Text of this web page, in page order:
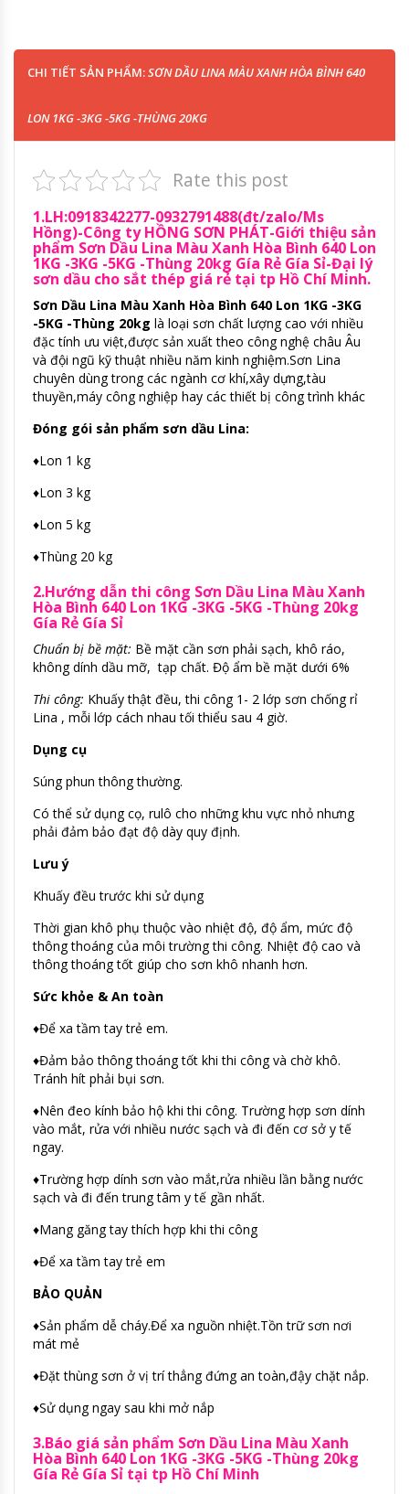
CHI TIẾT SẢN PHẨM:SƠN DẦU LINA MÀU XANH HÒA BÌNH 640
LON 1KG -3KG -5KG -THÙNG 20KG
Rate this post
1.LH:0918342277-0932791488(đt/zalo/Ms
Hồng)-Công ty HỒNG SƠN PHÁT-Giới thiệu sản
phẩm Sơn Dầu Lina Màu Xanh Hòa Bình 640 Lon
1KG -3KG -5KG -Thùng 20kg Gía Rẻ Gía Sỉ-Đại lý
sơn dầu cho sắt thép giá rẻ tại tp Hồ Chí Minh.
Sơn Dầu Lina Màu Xanh Hòa Bình 640 Lon 1KG -3KG
-5KG -Thùng 20kg là loại sơn chất lượng cao với nhiều
đặc tính ưu việt,được sản xuất theo công nghệ châu Âu
và đội ngũ kỹ thuật nhiều năm kinh nghiệm.Sơn Lina
chuyên dùng trong các ngành cơ khí,xây dựng,tàu
thuyền,máy công nghiệp hay các thiết bị công trình khác
Đóng gói sản phẩm sơn dầu Lina:
♦Lon 1 kg
♦Lon 3 kg
♦Lon 5 kg
♦Thùng 20 kg
2.Hướng dẫn thi công Sơn Dầu Lina Màu Xanh
Hòa Bình 640 Lon 1KG -3KG -5KG -Thùng 20kg
Gía Rẻ Gía Sỉ
Chuẩn bị bề mặt: Bề mặt cần sơn phải sạch, khô ráo,
không dính dầu mỡ, tạp chất. Độ ẩm bề mặt dưới 6%
Thi công: Khuấy thật đều, thi công 1- 2 lớp sơn chống rỉ
Lina , mỗi lớp cách nhau tối thiểu sau 4 giờ.
Dụng cụ
Súng phun thông thường.
Có thể sử dụng cọ, rulô cho những khu vực nhỏ nhưng
phải đảm bảo đạt độ dày quy định.
Lưu ý
Khuấy đều trước khi sử dụng
Thời gian khô phụ thuộc vào nhiệt độ, độ ẩm, mức độ
thông thoáng của môi trường thi công. Nhiệt độ cao và
thông thoáng tốt giúp cho sơn khô nhanh hơn.
Sức khỏe & An toàn
♦Để xa tầm tay trẻ em.
♦Đảm bảo thông thoáng tốt khi thi công và chờ khô.
Tránh hít phải bụi sơn.
♦Nên đeo kính bảo hộ khi thi công. Trường hợp sơn dính
vào mắt, rửa với nhiều nước sạch và đi đến cơ sở y tế
ngay.
♦Trường hợp dính sơn vào mắt,rửa nhiều lần bằng nước
sạch và đi đến trung tâm y tế gần nhất.
♦Mang găng tay thích hợp khi thi công
♦Để xa tầm tay trẻ em
BẢO QUẢN
♦Sản phẩm dễ cháy.Để xa nguồn nhiệt.Tồn trữ sơn nơi
mát mẻ
♦Đặt thùng sơn ở vị trí thẳng đứng an toàn,đậy chặt nắp.
♦Sử dụng ngay sau khi mở nắp
3.Báo giá sản phẩm Sơn Dầu Lina Màu Xanh
Hòa Bình 640 Lon 1KG -3KG -5KG -Thùng 20kg
Gía Rẻ Gía Sỉ tại tp Hồ Chí Minh